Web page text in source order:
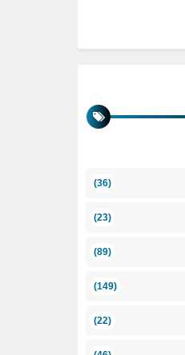
(36)
(23)
(89)
(149)
(22)